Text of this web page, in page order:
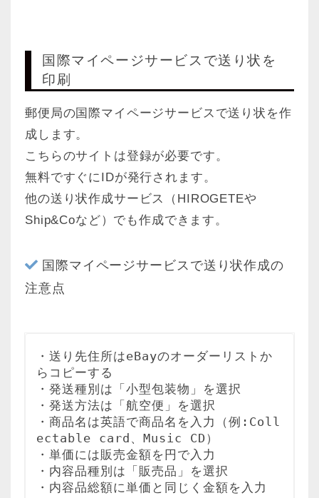
国際マイページサービスで送り状を
印刷
郵便局の国際マイページサービスで送り状を作
成します。
こちらのサイトは登録が必要です。
無料ですぐにIDが発行されます。
他の送り状作成サービス（HIROGETEや
Ship&Coなど）でも作成できます。
国際マイページサービスで送り状作成の
注意点
・送り先住所はeBayのオーダーリストか
らコピーする
・発送種別は「小型包装物」を選択
・発送方法は「航空便」を選択
・商品名は英語で商品名を入力（例:Coll
ectable card、Music CD）
・単価には販売金額を円で入力
・内容品種別は「販売品」を選択
・内容品総額に単価と同じく金額を入力